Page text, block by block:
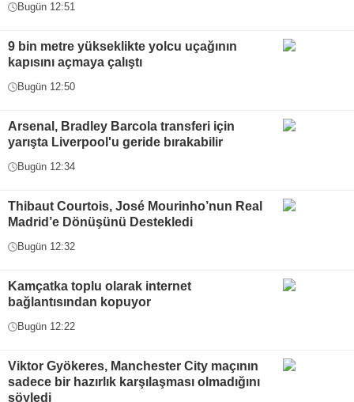
Bugün 12:51
9 bin metre yükseklikte yolcu uçağının
kapısını açmaya çalıştı
Bugün 12:50
Arsenal, Bradley Barcola transferi için
yarışta Liverpool'u geride bırakabilir
Bugün 12:34
Thibaut Courtois, José Mourinho’nun Real
Madrid’e Dönüşünü Destekledi
Bugün 12:32
Kamçatka toplu olarak internet
bağlantısından kopuyor
Bugün 12:22
Viktor Gyökeres, Manchester City maçının
sadece bir hazırlık karşılaşması olmadığını
söyledi